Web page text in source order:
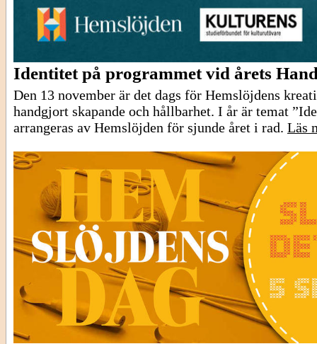
Identitet på programmet vid årets
Den 13 november är det dags för Hemslöjdens
handgjort skapande och hållbarhet. I år är temat
arrangeras av Hemslöjden för sjunde året i rad. Läs